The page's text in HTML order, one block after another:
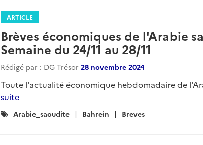
ARTICLE
Brèves économiques de l'Arabie
Semaine du 24/11 au 28/11
Rédigé par : DG Trésor 28 novembre 2024
Toute l'actualité économique hebdomadaire de
suite
Catégories
Arabie_saoudite Bahrein Breves